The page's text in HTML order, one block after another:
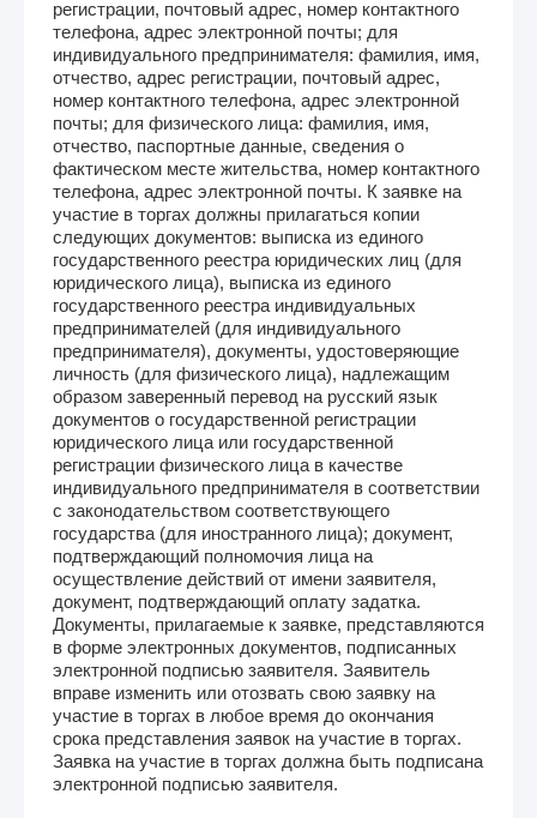
регистрации, почтовый адрес, номер контактного
телефона, адрес электронной почты; для
индивидуального предпринимателя: фамилия, имя,
отчество, адрес регистрации, почтовый адрес,
номер контактного телефона, адрес электронной
почты; для физического лица: фамилия, имя,
отчество, паспортные данные, сведения о
фактическом месте жительства, номер контактного
телефона, адрес электронной почты. К заявке на
участие в торгах должны прилагаться копии
следующих документов: выписка из единого
государственного реестра юридических лиц (для
юридического лица), выписка из единого
государственного реестра индивидуальных
предпринимателей (для индивидуального
предпринимателя), документы, удостоверяющие
личность (для физического лица), надлежащим
образом заверенный перевод на русский язык
документов о государственной регистрации
юридического лица или государственной
регистрации физического лица в качестве
индивидуального предпринимателя в соответствии
с законодательством соответствующего
государства (для иностранного лица); документ,
подтверждающий полномочия лица на
осуществление действий от имени заявителя,
документ, подтверждающий оплату задатка.
Документы, прилагаемые к заявке, представляются
в форме электронных документов, подписанных
электронной подписью заявителя. Заявитель
вправе изменить или отозвать свою заявку на
участие в торгах в любое время до окончания
срока представления заявок на участие в торгах.
Заявка на участие в торгах должна быть подписана
электронной подписью заявителя.